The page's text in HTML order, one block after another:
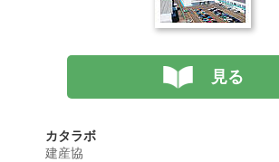
見る
カタラボ
建産協